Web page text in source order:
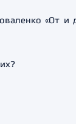
«От